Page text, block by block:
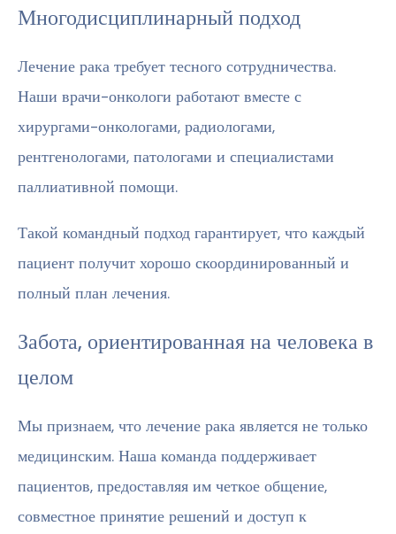
Многодисциплинарный подход
Лечение рака требует тесного сотрудничества.
Наши врачи-онкологи работают вместе с
хирургами-онкологами, радиологами,
рентгенологами, патологами и специалистами
паллиативной помощи.
Такой командный подход гарантирует, что каждый
пациент получит хорошо скоординированный и
полный план лечения.
Забота, ориентированная на человека в
целом
Мы признаем, что лечение рака является не только
медицинским. Наша команда поддерживает
пациентов, предоставляя им четкое общение,
совместное принятие решений и доступ к